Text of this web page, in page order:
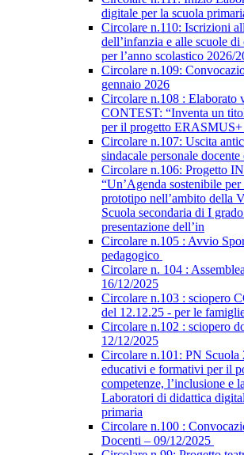
digitale per la scuola
Circolare n.110: Iscrizioni
dell’infanzia e alle scuole
per l’anno scolastico 2026/
Circolare n.109:
gennaio 2026
Circolare n.108 : Elaborato
CONTEST: “Inventa un
per il progetto
Circolare n.107: Uscita
sindacale personale
Circolare n.106: Progetto
“Un’Agenda sostenibile
prototipo nell’ambito della
Scuola secondaria di I
presentazione dell’in
Circolare n.105 : Avvio
pedagogico
Circolare n. 104 :
16/12/2025
Circolare n.103 : sciopero
del 12.12.25 - per le
Circolare n.102 : sciopero
12/12/2025
Circolare n.101: PN Scuola
educativi e formativi per il
competenze, l’inclusione e
Laboratori di didattica
primaria
Circolare n.100 :
Docenti – 09/12/2025